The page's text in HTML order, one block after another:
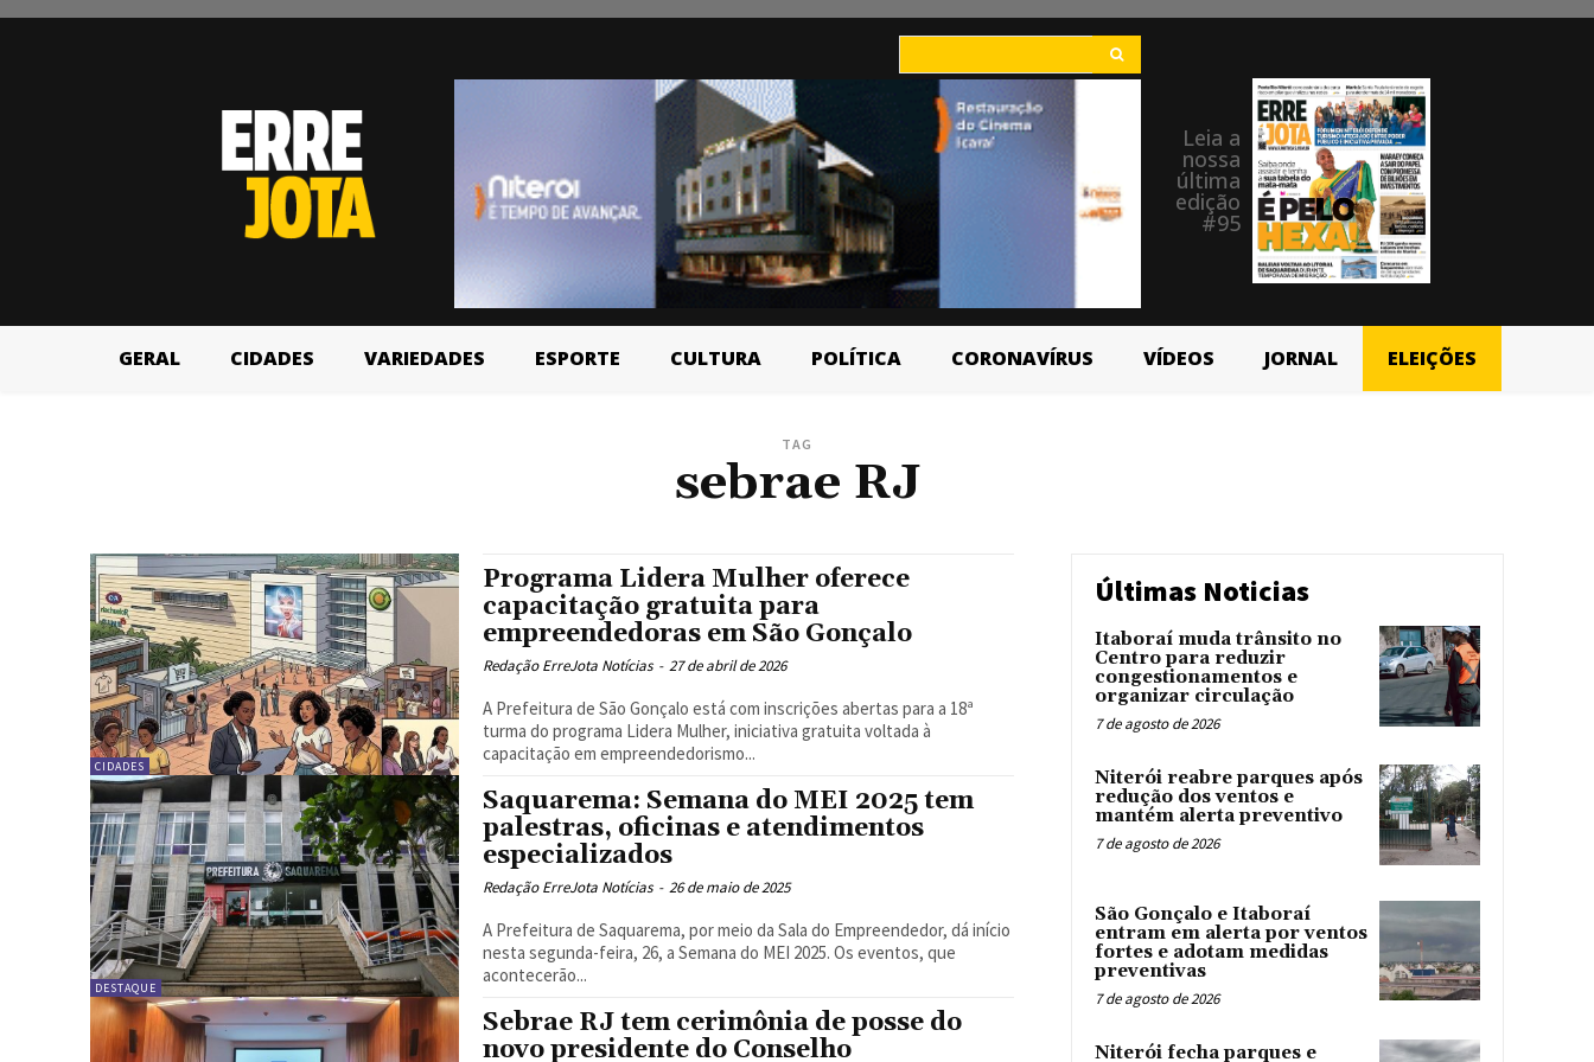
Leia a
nossa
última
edição
#95
GERAL CIDADES VARIEDADES ESPORTE CULTURA POLÍTICA CORONAVÍRUS VÍDEOS JORNAL ELEIÇÕES
TAG
sebrae RJ
CIDADES
Programa Lidera Mulher oferece
capacitação gratuita para
empreendedoras em São Gonçalo
Redação ErreJota Notícias - 27 de abril de 2026
A Prefeitura de São Gonçalo está com inscrições abertas para a 18ª
turma do programa Lidera Mulher, iniciativa gratuita voltada à
capacitação em empreendedorismo...
DESTAQUE
Saquarema: Semana do MEI 2025 tem
palestras, oficinas e atendimentos
especializados
Redação ErreJota Notícias - 26 de maio de 2025
A Prefeitura de Saquarema, por meio da Sala do Empreendedor, dá início
nesta segunda-feira, 26, a Semana do MEI 2025. Os eventos, que
acontecerão...
Sebrae RJ tem cerimônia de posse do
novo presidente do Conselho
Últimas Noticias
Itaboraí muda trânsito no
Centro para reduzir
congestionamentos e
organizar circulação
7 de agosto de 2026
Niterói reabre parques após
redução dos ventos e
mantém alerta preventivo
7 de agosto de 2026
São Gonçalo e Itaboraí
entram em alerta por ventos
fortes e adotam medidas
preventivas
7 de agosto de 2026
Niterói fecha parques e